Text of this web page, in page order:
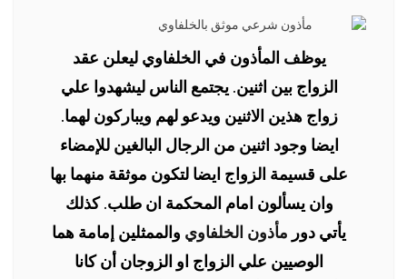
يوظف المأذون في الخلفاوي ليعلن عقد
الزواج بين اثنين. يجتمع الناس ليشهدوا علي
زواج هذين الاثنين ويدعو لهم ويباركون لهما.
ايضا وجود اثنين من الرجال البالغين للإمضاء
على قسيمة الزواج ايضا لتكون موثقة منهما بها
وان يسألون امام المحكمة ان طلب. كذلك
يأتي دور مأذون الخلفاوي والممثلين إمامة هما
الوصيين علي الزواج او الزوجان أن كانا